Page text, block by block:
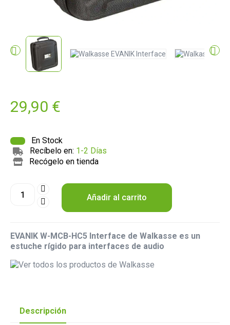
 
29,90 €
En Stock
Recíbelo en: 1-2 Días
Recógelo en tienda
Añadir al carrito
EVANIK W-MCB-HC5 Interface de Walkasse es un
estuche rígido para interfaces de audio
Descripción